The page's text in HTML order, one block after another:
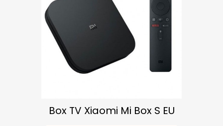
Box TV Xiaomi Mi Box S EU